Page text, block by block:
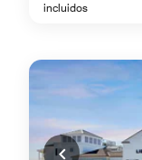
incluidos